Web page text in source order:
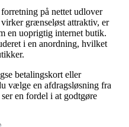
på nettet udlover
grænseløst attraktiv, er
en uoprigtig internet butik.
i en anordning, hvilket
betalingskort eller
vælge en afdragsløsning fra
en fordel i at godtgøre